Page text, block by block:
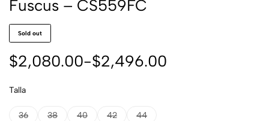
Fuscus – CS559FC
Sold out
$2,080.00-$2,496.00
Talla
36 38 40 42 44